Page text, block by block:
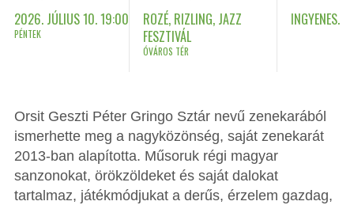
2026. JÚLIUS 10. 19:00
PÉNTEK
ROZÉ, RIZLING, JAZZ
FESZTIVÁL
ÓVÁROS TÉR
INGYENES.
Orsit Geszti Péter Gringo Sztár nevű zenekarából
ismerhette meg a nagyközönség, saját zenekarát
2013-ban alapította. Műsoruk régi magyar
sanzonokat, örökzöldeket és saját dalokat
tartalmaz, játékmódjukat a derűs, érzelem gazdag,